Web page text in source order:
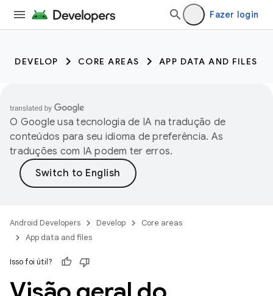
Fazer login
DEVELOP CORE AREAS APP DATA AND FILES
O Google usa tecnologia de IA na tradução de
conteúdos para seu idioma de preferência. As
traduções com IA podem ter erros.
Android Developers Develop
Core areas
App data and files
Isso foi útil?